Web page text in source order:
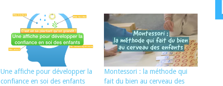
Une affiche pour développer la
confiance en soi des enfants
Montessori : la méthode qui
fait du bien au cerveau des